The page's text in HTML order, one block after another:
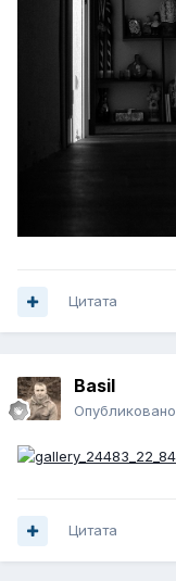
Цитата
Basil
Опубликовано
Цитата